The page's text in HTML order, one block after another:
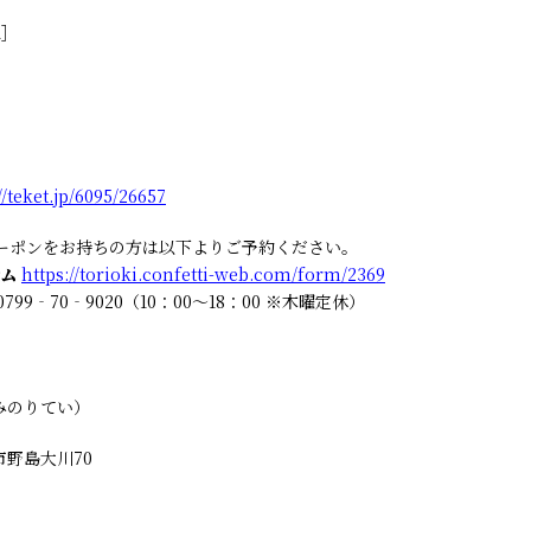
6095/26657
ンをお持ちの方は以下よりご予約ください。
https://torioki.confetti-web.com/form/2369
（10：00～18：00 ※木曜定休）
のりてい）
島大川70